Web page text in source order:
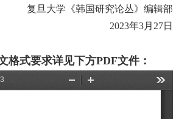
复旦大学《韩国研究论丛》编辑部
2023年3月 27日
格式要求详见下方PDF文件：